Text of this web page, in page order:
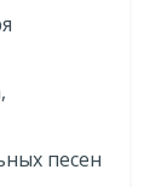
песен